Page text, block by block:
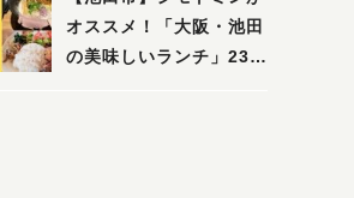
木・池田）
オススメ！「大阪・池田
の美味しいランチ」23